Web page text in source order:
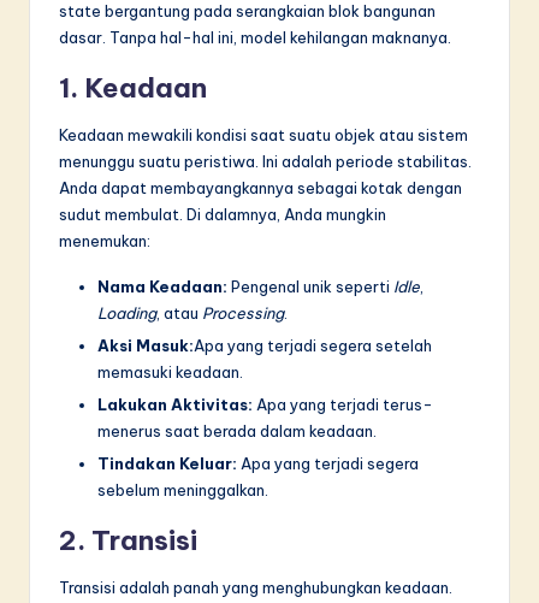
state bergantung pada serangkaian blok bangunan
dasar. Tanpa hal-hal ini, model kehilangan maknanya.
1. Keadaan
Keadaan mewakili kondisi saat suatu objek atau sistem
menunggu suatu peristiwa. Ini adalah periode stabilitas.
Anda dapat membayangkannya sebagai kotak dengan
sudut membulat. Di dalamnya, Anda mungkin
menemukan:
Nama Keadaan: Pengenal unik seperti Idle
Loading, atau Processing.
Aksi Masuk:Apa yang terjadi segera setelah
memasuki keadaan.
Lakukan Aktivitas: Apa yang terjadi terus-
menerus saat berada dalam keadaan.
Tindakan Keluar: Apa yang terjadi segera
sebelum meninggalkan.
2. Transisi
Transisi adalah panah yang menghubungkan keadaan.